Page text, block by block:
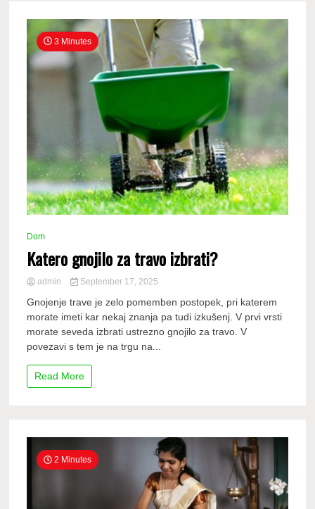
3 Minutes
Dom
Katero gnojilo za travo izbrati?
admin September 17, 2025
Gnojenje trave je zelo pomemben postopek, pri katerem
morate imeti kar nekaj znanja pa tudi izkušenj. V prvi vrsti
morate seveda izbrati ustrezno gnojilo za travo. V
povezavi s tem je na trgu na...
Read More
2 Minutes